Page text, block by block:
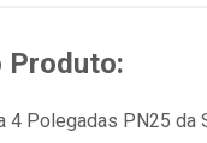
Produto:
4 Polegadas PN25 da